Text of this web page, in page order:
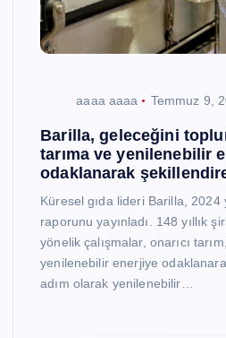
aaaa aaaa Temmuz 9,
Barilla, geleceğini
tarıma ve yenilenebilir
odaklanarak
Küresel gıda lideri Barilla, 2024
raporunu yayınladı. 148 yıllık
yönelik çalışmalar, onarıcı
yenilenebilir enerjiye
adım olarak yenilenebilir…